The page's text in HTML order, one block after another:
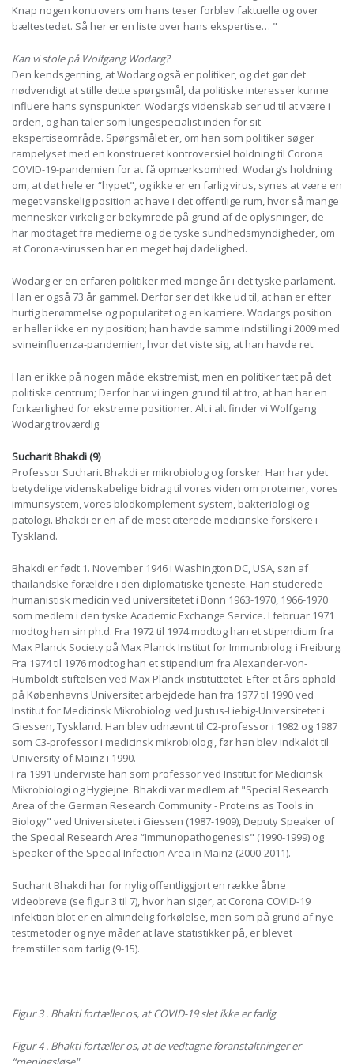
Knap nogen kontrovers om hans teser forblev faktuelle og over
bæltestedet. Så her er en liste over hans ekspertise… "
Kan vi stole på Wolfgang Wodarg?
Den kendsgerning, at Wodarg også er politiker, og det gør det
nødvendigt at stille dette spørgsmål, da politiske interesser kunne
influere hans synspunkter. Wodarg’s videnskab ser ud til at være i
orden, og han taler som lungespecialist inden for sit
ekspertiseområde. Spørgsmålet er, om han som politiker søger
rampelyset med en konstrueret kontroversiel holdning til Corona
COVID-19-pandemien for at få opmærksomhed. Wodarg’s holdning
om, at det hele er “hypet", og ikke er en farlig virus, synes at være en
meget vanskelig position at have i det offentlige rum, hvor så mange
mennesker virkelig er bekymrede på grund af de oplysninger, de
har modtaget fra medierne og de tyske sundhedsmyndigheder, om
at Corona-virussen har en meget høj dødelighed.
Wodarg er en erfaren politiker med mange år i det tyske parlament.
Han er også 73 år gammel. Derfor ser det ikke ud til, at han er efter
hurtig berømmelse og popularitet og en karriere. Wodargs position
er heller ikke en ny position; han havde samme indstilling i 2009 med
svineinfluenza-pandemien, hvor det viste sig, at han havde ret.
Han er ikke på nogen måde ekstremist, men en politiker tæt på det
politiske centrum; Derfor har vi ingen grund til at tro, at han har en
forkærlighed for ekstreme positioner. Alt i alt finder vi Wolfgang
Wodarg troværdig.
Sucharit Bhakdi (9)
Professor Sucharit Bhakdi er mikrobiolog og forsker. Han har ydet
betydelige videnskabelige bidrag til vores viden om proteiner, vores
immunsystem, vores blodkomplement-system, bakteriologi og
patologi. Bhakdi er en af ​​de mest citerede medicinske forskere i
Tyskland.
Bhakdi er født 1. November 1946 i Washington DC, USA, søn af
thailandske forældre i den diplomatiske tjeneste. Han studerede
humanistisk medicin ved universitetet i Bonn 1963-1970, 1966-1970
som medlem i den tyske Academic Exchange Service. I februar 1971
modtog han sin ph.d. Fra 1972 til 1974 modtog han et stipendium fra
Max Planck Society på Max Planck Institut for Immunbiologi i Freiburg.
Fra 1974 til 1976 modtog han et stipendium fra Alexander-von-
Humboldt-stiftelsen ved Max Planck-instituttetet. Efter et års ophold
på Københavns Universitet arbejdede han fra 1977 til 1990 ved
Institut for Medicinsk Mikrobiologi ved Justus-Liebig-Universitetet i
Giessen, Tyskland. Han blev udnævnt til C2-professor i 1982 og 1987
som C3-professor i medicinsk mikrobiologi, før han blev indkaldt til
University of Mainz i 1990.
Fra 1991 underviste han som professor ved Institut for Medicinsk
Mikrobiologi og Hygiejne. Bhakdi var medlem af "Special Research
Area of ​​the German Research Community - Proteins as Tools in
Biology" ved Universitetet i Giessen (1987-1909), Deputy Speaker of
the Special Research Area “Immunopathogenesis" (1990-1999) og
Speaker of the Special Infection Area in Mainz (2000-2011).
Sucharit Bhakdi har for nylig offentliggjort en række åbne
videobreve (se figur 3 til 7), hvor han siger, at Corona COVID-19
infektion blot er en almindelig forkølelse, men som på grund af nye
testmetoder og nye måder at lave statistikker på, er blevet
fremstillet som farlig (9-15).
Figur 3 . Bhakti fortæller os, at COVID-19 slet ikke er farlig
Figur 4 . Bhakti fortæller os, at de vedtagne foranstaltninger er